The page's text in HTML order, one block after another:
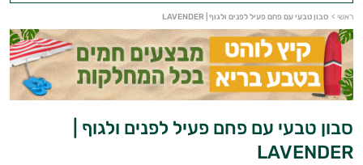
ראשי > סבון טבעי עם פחם פעיל לפנים ולגוף | LAVENDER
סבון טבעי עם פחם פעיל לפנים ולגוף |
LAVENDER
יועץ בריאות אישי AI